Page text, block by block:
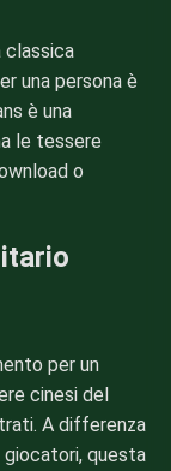
classica
una persona è
è una
le tessere
o
per un
cinesi del
A differenza
questa